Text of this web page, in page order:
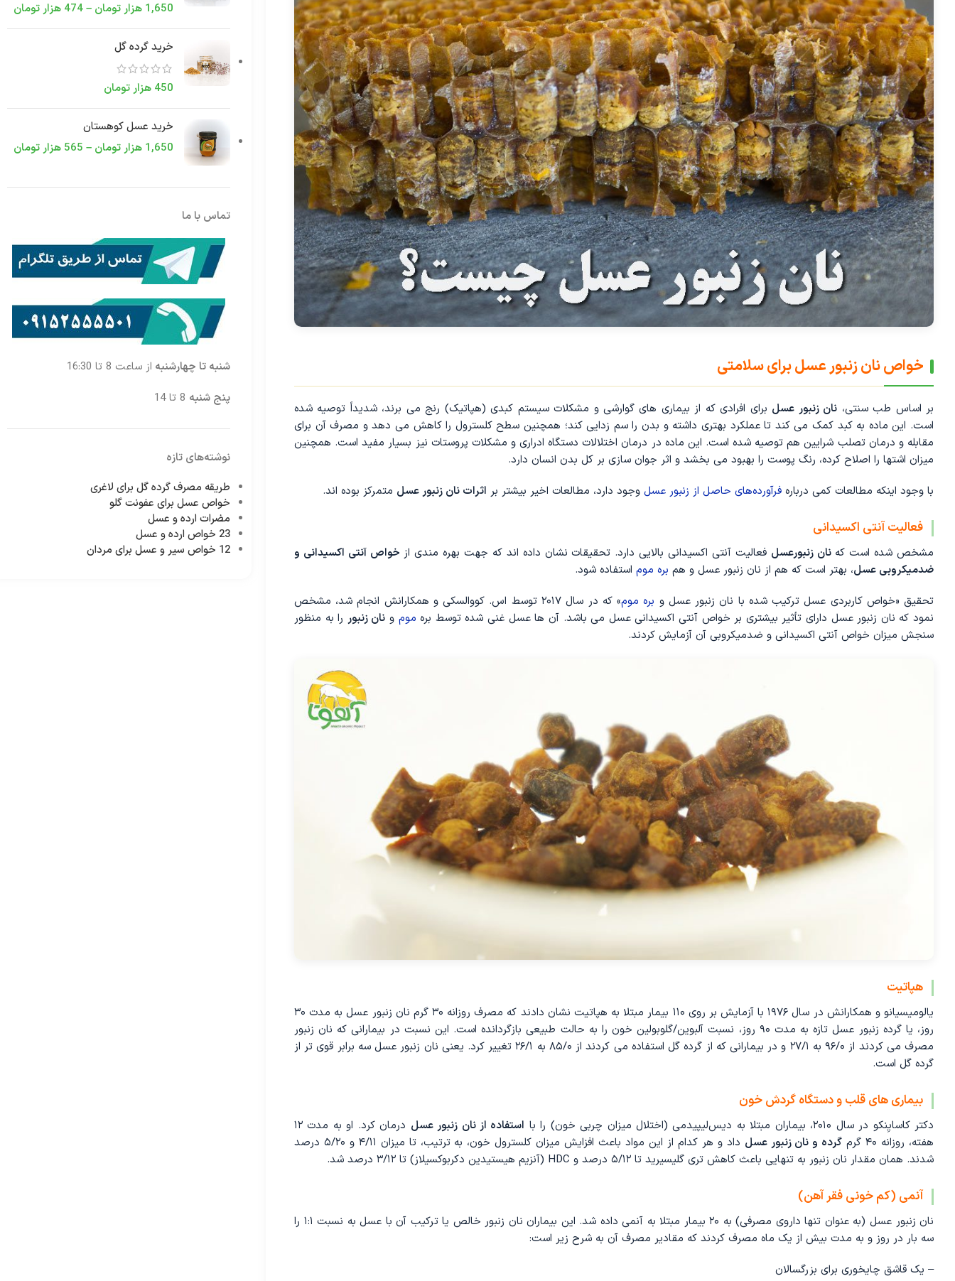
خواص نان زنبور عسل برای سلامتی
بر اساس طب سنتی، نان زنبور عسل برای افرادی که از بیماری ‌های گوارشی و مشکلات سیستم کبدی (هپاتیک) رنج می ‌برند، شدیداً توصیه شده
است. این ماده به کبد کمک می‌ کند تا عملکرد بهتری داشته و بدن را سم ‌زدایی کند؛ همچنین سطح کلسترول را کاهش می ‌دهد و مصرف آن برای
مقابله و درمان تصلب شرایین هم توصیه شده است. این ماده در درمان اختلالات دستگاه ادراری و مشکلات پروستات نیز بسیار مفید است. همچنین
میزان اشتها را اصلاح کرده، رنگ پوست را بهبود می ‌بخشد و اثر جوان‌ سازی بر کل بدن انسان دارد.
با وجود اینکه مطالعات کمی درباره فرآورده‌های حاصل از زنبور عسل وجود دارد، مطالعات اخیر بیشتر بر اثرات نان زنبور عسل متمرکز بوده‌ اند.
فعالیت آنتی ‌اکسیدانی
مشخص شده است کهنان زنبورعسل فعالیت آنتی ‌اکسیدانی بالایی دارد. تحقیقات نشان داده ‌اند که جهت بهره ‌مندی از خواص آنتی ‌اکسیدانی و
ضدمیکروبی عسل، بهتر است که هم از نان زنبور عسل و هم بره موم استفاده شود.
تحقیق «خواص کاربردی عسل ترکیب شده با نان زنبور عسل و بره موم
» که در سال ۲۰۱۷ توسط اس. کووالسکی و همکارانش انجام شد، مشخص
نمود که نان زنبور عسل دارای تأثیر بیشتری بر خواص آنتی ‌اکسیدانی عسل می ‌باشد. آن ‌ها عسل غنی شده توسط بره موم و نان زنبور را به منظور
سنجش میزان خواص آنتی ‌اکسیدانی و ضدمیکروبی آن آزمایش کردند.
هپاتیت
یالومیسیانو و همکارانش در سال ۱۹۷۶ با آزمایش بر روی ۱۱۰ بیمار مبتلا به هپاتیت نشان دادند که مصرف روزانه ۳۰ گرم نان زنبور عسل به مدت ۳۰
روز، یا گرده زنبور عسل تازه به مدت ۹۰ روز، نسبت آلبوین/گلوبولین خون را به حالت طبیعی بازگردانده است. این نسبت در بیمارانی که نان زنبور
مصرف می‌ کردند از ۹۶/۰ به ۲۷/۱ و در بیمارانی که از گرده گل استفاده می ‌کردند از ۸۵/۰ به ۲۶/۱ تغییر کرد. یعنی نان زنبور عسل سه برابر قوی ‌تر از
گرده گل است.
بیماری‌ های قلب و دستگاه گردش خون
دکتر کاسایِنکو در سال ۲۰۱۰، بیماران مبتلا به دیس‌لیپیدمی (اختلال میزان چربی خون) را با استفاده از نان زنبور عسل
درمان کرد. او به مدت ۱۲
هفته، روزانه ۴۰ گرم
گرده و نان زنبور عسل
داد و هر کدام از این مواد باعث افزایش میزان کلسترول خون، به ترتیب، تا میزان ۴/۱۱ و ۵/۲۰ درصد
شدند. همان مقدار نان زنبور به تنهایی باعث کاهش تری گلیسیرید تا ۵/۱۲ درصد و HDC (آنزیم هیستیدین دکربوکسیلاز) تا ۳/۱۲ درصد شد.
آنمی (کم‌ خونی فقر آهن)
نان زنبور عسل (به عنوان تنها داروی مصرفی) به ۲۰ بیمار مبتلا به آنمی داده شد. این بیماران نان زنبور خالص یا ترکیب آن با عسل به نسبت ۱:۱ را
سه بار در روز و به مدت بیش از یک ماه مصرف کردند که مقادیر مصرف آن به شرح زیر است:
– یک قاشق چایخوری برای بزرگسالان
1,650 هزار تومان –
474 هزار تومان
خرید گرده گل
450 هزار تومان
خرید عسل کوهستان
1,650 هزار تومان –
565 هزار تومان
تماس با ما
شنبه تا چهارشنبه از ساعت 8 تا 16:30
پنج شنبه
نوشته‌های تازه
طریقه مصرف گرده گل برای لاغری
خواص عسل برای عفونت گلو
مضرات ارده و عسل
23 خواص ارده و عسل
12 خواص سیر و عسل برای مردان